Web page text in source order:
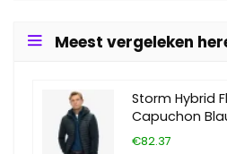
Meest vergeleken
Storm Hybrid
Capuchon
€82.37